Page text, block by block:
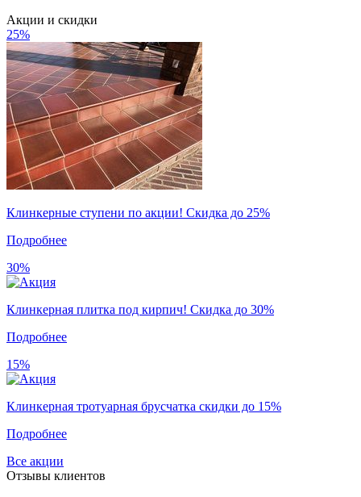
Акции и скидки
25%
Клинкерные ступени по акции! Скидка до 25%
Подробнее
30%
Клинкерная плитка под кирпич! Скидка до 30%
Подробнее
15%
Клинкерная тротуарная брусчатка скидки до 15%
Подробнее
Все акции
Отзывы клиентов